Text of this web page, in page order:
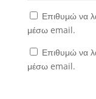
Επιθυμώ να
μέσω email.
Επιθυμώ να
μέσω email.